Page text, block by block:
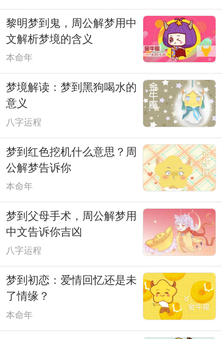
黎明梦到鬼，周公解梦用中
文解析梦境的含义
本命年
梦境解读：梦到黑狗喝水的
意义
八字运程
梦到红色挖机什么意思？周
公解梦告诉你
本命年
梦到父母手术，周公解梦用
中文告诉你吉凶
八字运程
梦到初恋：爱情回忆还是未
了情缘？
本命年